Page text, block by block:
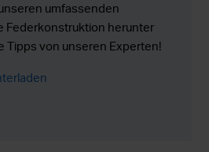
umfassenden
Federkonstruktion herunter
Tipps von unseren Experten!